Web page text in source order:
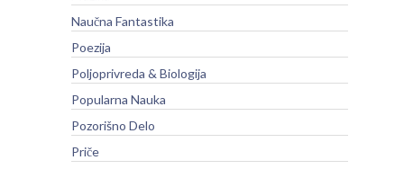
Naučna Fantastika
Poezija
Poljoprivreda & Biologija
Popularna Nauka
Pozorišno Delo
Priče